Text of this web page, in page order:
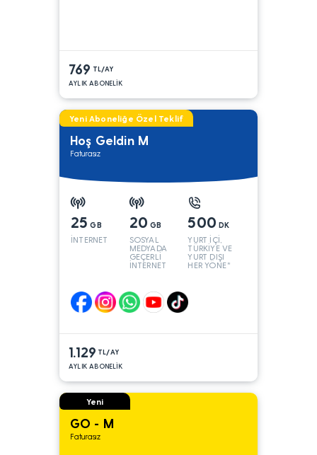
769 TL/AY
AYLIK ABONELİK
Yeni Aboneliğe Özel Teklif
Hoş Geldin M
Faturasız
25 GB
İNTERNET
20 GB
SOSYAL
MEDYADA
GEÇERLİ
İNTERNET
500 DK
YURT İÇİ,
TÜRKİYE VE
YURT DIŞI
HER YÖNE*
1.129 TL/AY
AYLIK ABONELİK
Yeni
GO - M
Faturasız